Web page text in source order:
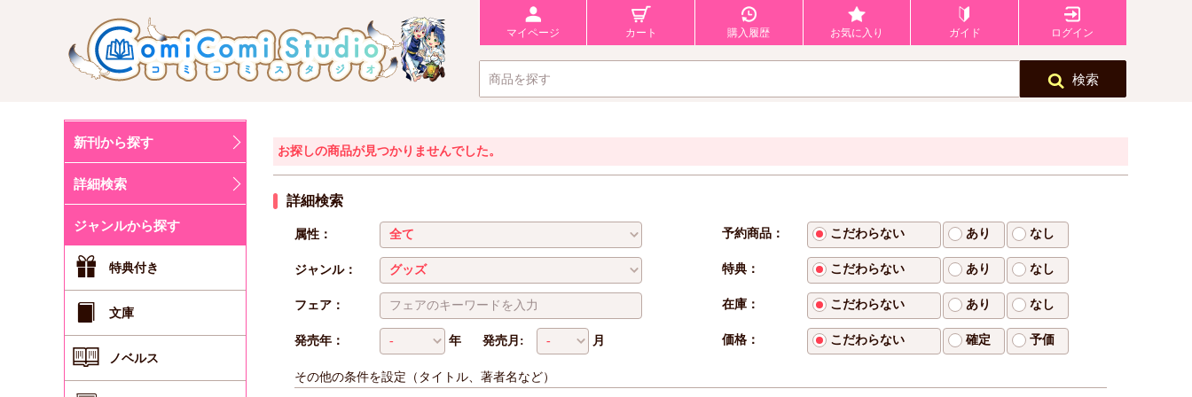
マイページ カート 購入履歴 お気に入り ガイド ログイン
検索
新刊から探す
詳細検索
ジャンルから探す
特典付き
文庫
ノベルス
お探しの商品が見つかりませんでした。
詳細検索
属性：
ジャンル：
フェア：
発売年： 年 発売月: 月
予約商品： こだわらない あり なし
特典： こだわらない あり なし
在庫： こだわらない あり なし
価格： こだわらない 確定 予価
その他の条件を設定（タイトル、著者名など）